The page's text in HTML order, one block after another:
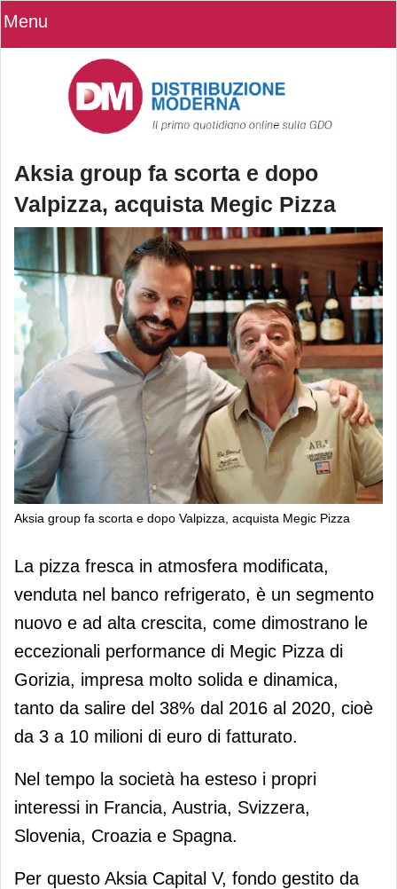
Menu
Aksia group fa scorta e dopo
Valpizza, acquista Megic Pizza
Aksia group fa scorta e dopo Valpizza, acquista Megic Pizza
Aksia group fa scorta e dopo
Valpizza, acquista Megic Pizza
La pizza fresca in atmosfera modificata,
venduta nel banco refrigerato, è un segmento
nuovo e ad alta crescita, come dimostrano le
eccezionali performance di Megic Pizza di
Gorizia, impresa molto solida e dinamica,
tanto da salire del 38% dal 2016 al 2020, cioè
da 3 a 10 milioni di euro di fatturato.
Nel tempo la società ha esteso i propri
interessi in Francia, Austria, Svizzera,
Slovenia, Croazia e Spagna.
Per questo Aksia Capital V, fondo gestito da